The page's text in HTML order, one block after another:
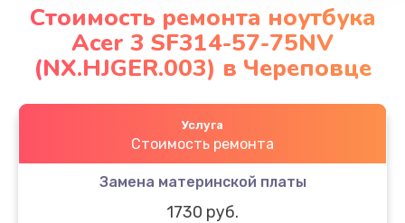
Стоимость ремонта ноутбука
Acer 3 SF314-57-75NV
(NX.HJGER.003) в Череповце
Услуга
Стоимость ремонта
Замена материнской платы
1730 руб.